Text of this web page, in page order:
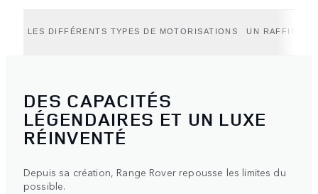
LES DIFFÉRENTS TYPES DE MOTORISATIONS UN
DES CAPACITÉS
LÉGENDAIRES ET UN LUXE
RÉINVENTÉ
Depuis sa création, Range Rover repousse les limites du
possible.